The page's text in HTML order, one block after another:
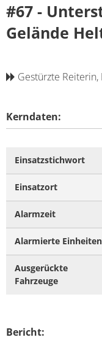
#67 -
Gelände
Gestürzte
Kerndaten:
Einsatzstichwort
Einsatzort
Alarmzeit
Alarmierte Einheiten
Ausgerückte
Fahrzeuge
Bericht: